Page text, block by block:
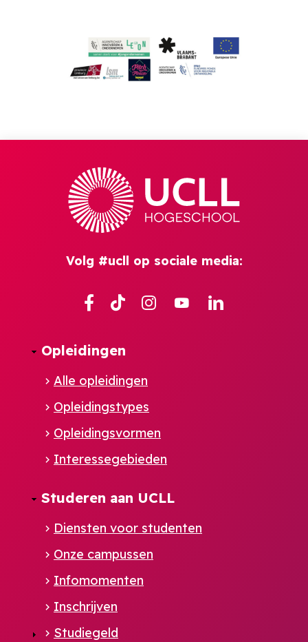
Volg #ucll op sociale media:
Facebook
TikTok Instagram
YouTube
Opleidingen
Alle opleidingen
Opleidingstypes
Opleidingsvormen
Interessegebieden
Studeren aan UCLL
Diensten voor studenten
Onze campussen
Infomomenten
Inschrijven
Studiegeld